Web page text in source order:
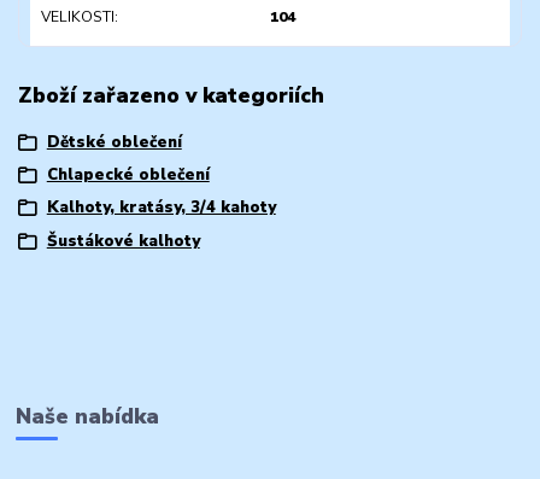
VELIKOSTI 104
Zboží zařazeno v kategoriích
Dětské oblečení
Chlapecké oblečení
Kalhoty, kratásy, 3/4 kahoty
Šustákové kalhoty
Naše nabídka